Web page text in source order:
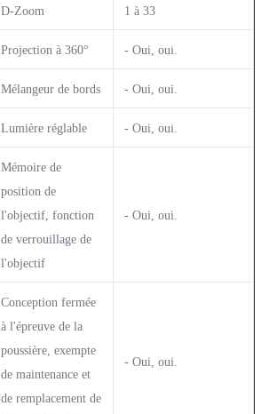
D-Zoom 1 à 33
Projection à 360° - Oui, oui.
Mélangeur de bords - Oui, oui.
Lumière réglable - Oui, oui.
Mémoire de
position de
l'objectif, fonction
de verrouillage de
l'objectif
- Oui, oui.
Conception fermée
à l'épreuve de la
poussière, exempte
de maintenance et
de remplacement de
- Oui, oui.